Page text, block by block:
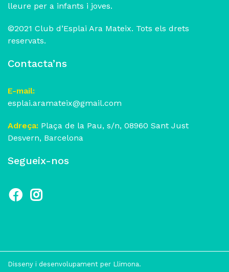
lleure per a infants i joves.
©2021 Club d’Esplai Ara Mateix. Tots els drets
reservats.
Contacta’ns
E-mail:
esplai.aramateix@gmail.com
Adreça: Plaça de la Pau, s/n, 08960 Sant Just
Desvern, Barcelona
Segueix-nos
Disseny i desenvolupament per Llimona.